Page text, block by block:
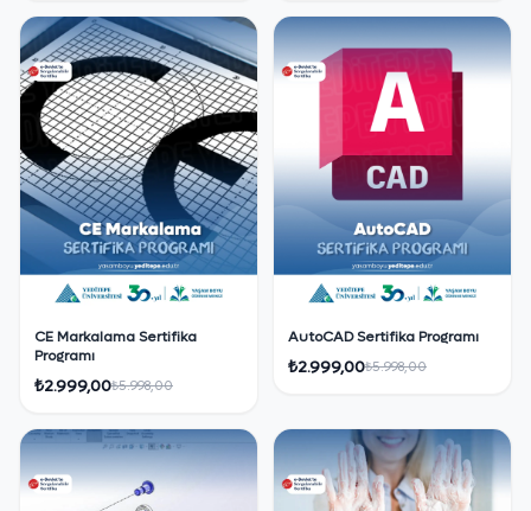
CE Markalama Sertifika
Programı
₺2.999,00₺5.998,00
AutoCAD Sertifika Programı
₺2.999,00₺5.998,00